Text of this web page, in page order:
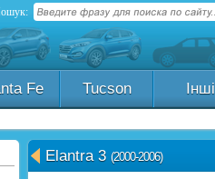
Fe Tucson Інші
Elantra 3 (2000-2006)